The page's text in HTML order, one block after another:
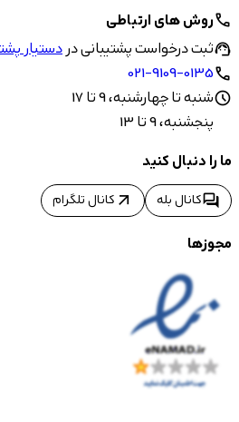
callروش های ارتباطی
support_agentثبت درخواست پشتیبانی دردستیار
call
021-9109-0135
scheduleشنبه تا چهارشنبه، 9 تا 17
پنجشنبه، 9 تا 13
ما را دنبال کنید
forumکانال بله arrow_outward کانال تلگرام
مجوزها